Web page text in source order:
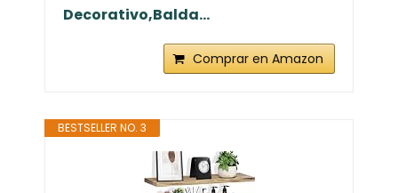
Decorativo,Balda...
Comprar en Amazon
BESTSELLER NO. 3